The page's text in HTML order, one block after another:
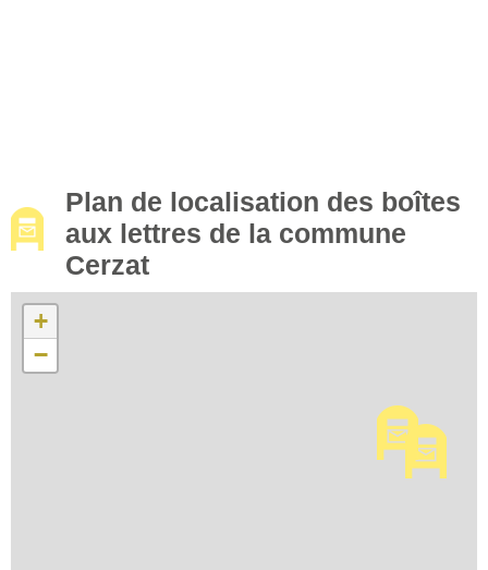
Plan de localisation des boîtes
aux lettres de la commune
Cerzat
+
−